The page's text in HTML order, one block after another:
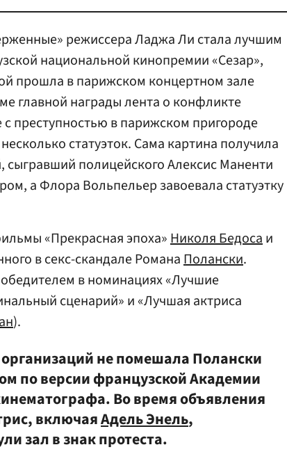
режиссера Ладжа Ли стала лучшим
национальной кинопремии «Сезар»,
прошла в парижском концертном зале
главной награды лента о конфликте
преступностью в парижском пригороде
статуэток. Сама картина получила
сыгравший полицейского Алексис Маненти
а Флора Вольпельер завоевала статуэтку
«Прекрасная эпоха»Николя Бедосаи
в секс-скандале РоманаПолански.
в номинациях «Лучшие
сценарий» и «Лучшая актриса
).
не помешала Полански
по версии французской Академии
Во время объявления
включаяАдель Энель,
зал в знак протеста.